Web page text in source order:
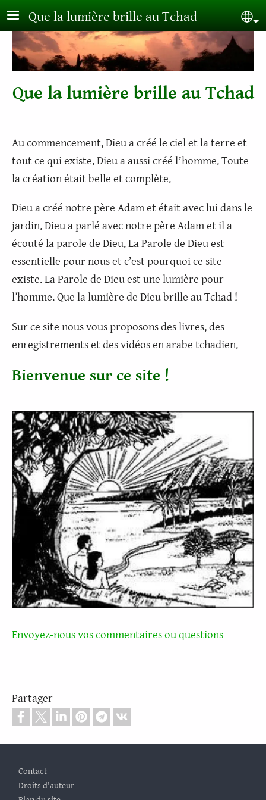
Aller au contenu principal
Que la lumière brille au Tchad
Que la lumière brille au Tchad
Au commencement, Dieu a créé le ciel et la terre et
tout ce qui existe.Dieu a aussi créé lʼhomme. Toute
la création était belle et complète.
Dieu a créé notre père Adam et était avec lui dans le
jardin. Dieu a parlé avec notre père Adam et il a
écouté la parole de Dieu. La Parole de Dieu est
essentielle pour nous et c’est pourquoi ce site
existe. La Parole de Dieu est une lumière pour
l’homme. Que la lumière de Dieu brille au Tchad !
Sur ce site nous vous proposons des livres, des
enregistrements et des vidéos en arabe tchadien.
Bienvenue sur ce site !
Envoyez-nous vos commentaires ou questions
Partager
Contact
Droits d'auteur